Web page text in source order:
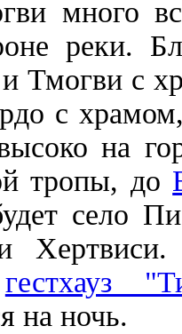
много
реки.
Тмогви с
с
на
тропы, до
село
гестхауз
на ночь.